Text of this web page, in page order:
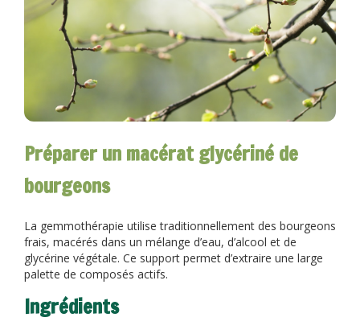
Préparer un macérat glycériné de
bourgeons
La gemmothérapie utilise traditionnellement des bourgeons
frais, macérés dans un mélange d’eau, d’alcool et de
glycérine végétale. Ce support permet d’extraire une large
palette de composés actifs.
Ingrédients